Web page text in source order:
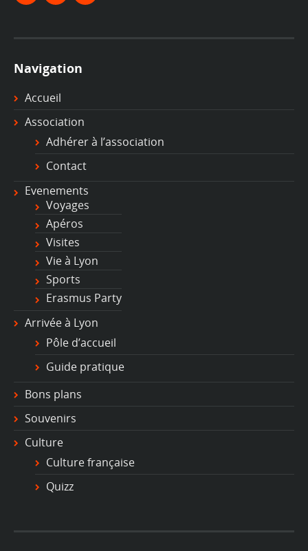
Navigation
Accueil
Association
Adhérer à l’association
Contact
Evenements
Voyages
Apéros
Visites
Vie à Lyon
Sports
Erasmus Party
Arrivée à Lyon
Pôle d’accueil
Guide pratique
Bons plans
Souvenirs
Culture
Culture française
Quizz